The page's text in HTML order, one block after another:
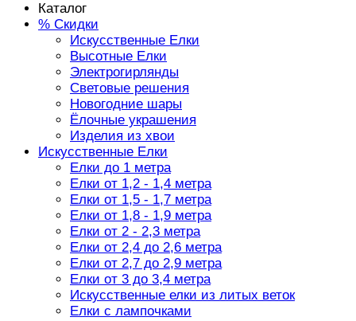
Каталог
% Скидки
Искусственные Елки
Высотные Елки
Электрогирлянды
Световые решения
Новогодние шары
Ёлочные украшения
Изделия из хвои
Искусственные Елки
Елки до 1 метра
Елки от 1,2 - 1,4 метра
Елки от 1,5 - 1,7 метра
Елки от 1,8 - 1,9 метра
Елки от 2 - 2,3 метра
Елки от 2,4 до 2,6 метра
Елки от 2,7 до 2,9 метра
Елки от 3 до 3,4 метра
Искусственные елки из литых веток
Елки с лампочками